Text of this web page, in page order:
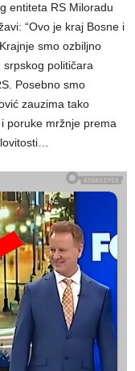
entiteta RS Miloradu
“Ovo je kraj Bosne i
smo ozbiljno
srpskog političara
Posebno smo
zauzima tako
poruke mržnje prema